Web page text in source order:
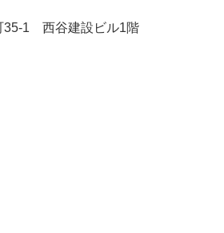
町35-1 西谷建設ビル1階